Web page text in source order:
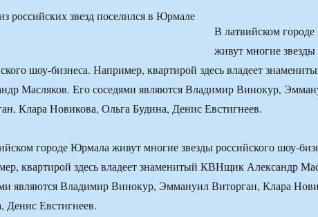
В латвийском
живут многие звезды
шоу-бизнеса. Например, квартирой здесь владеет
Масляков. Его соседями являются Владимир Винокур,
Клара Новикова, Ольга Будина, Денис Евстигнеев.
городе Юрмала живут многие звезды российского шоу-
квартирой здесь владеет знаменитый КВНщик Александр
являются Владимир Винокур, Эммануил Виторган, Клара
Денис Евстигнеев.